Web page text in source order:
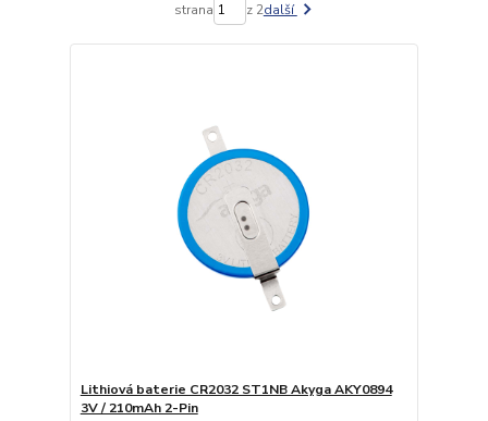
strana z 2další
Lithiová baterie CR2032 ST1NB Akyga AKY0894
3V / 210mAh 2-Pin